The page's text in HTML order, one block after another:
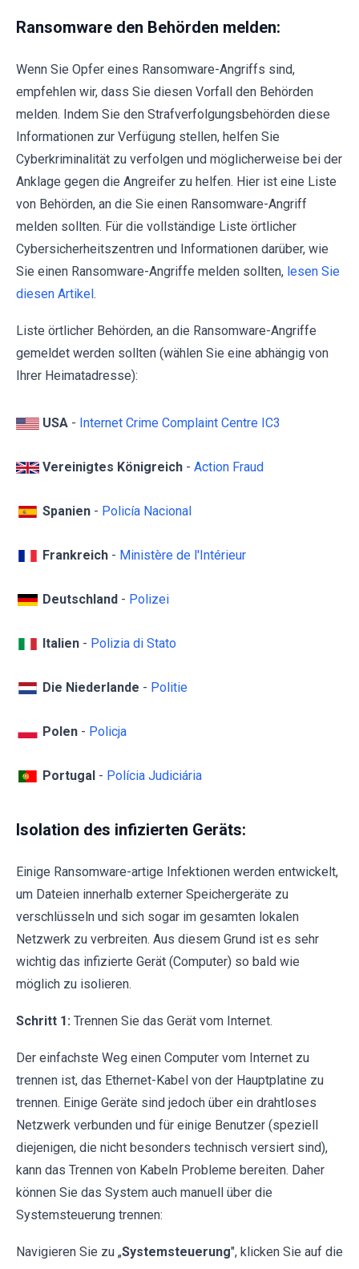
Ransomware den Behörden melden:
Wenn Sie Opfer eines Ransomware-Angriffs sind,
empfehlen wir, dass Sie diesen Vorfall den Behörden
melden. Indem Sie den Strafverfolgungsbehörden diese
Informationen zur Verfügung stellen, helfen Sie
Cyberkriminalität zu verfolgen und möglicherweise bei der
Anklage gegen die Angreifer zu helfen. Hier ist eine Liste
von Behörden, an die Sie einen Ransomware-Angriff
melden sollten. Für die vollständige Liste örtlicher
Cybersicherheitszentren und Informationen darüber, wie
Sie einen Ransomware-Angriffe melden sollten, lesen Sie
diesen Artikel.
Liste örtlicher Behörden, an die Ransomware-Angriffe
gemeldet werden sollten (wählen Sie eine abhängig von
Ihrer Heimatadresse):
USA - Internet Crime Complaint Centre IC3
Vereinigtes Königreich - Action Fraud
Spanien - Policía Nacional
Frankreich - Ministère de l'Intérieur
Deutschland - Polizei
Italien - Polizia di Stato
Die Niederlande - Politie
Polen - Policja
Portugal - Polícia Judiciária
Isolation des infizierten Geräts:
Einige Ransomware-artige Infektionen werden entwickelt,
um Dateien innerhalb externer Speichergeräte zu
verschlüsseln und sich sogar im gesamten lokalen
Netzwerk zu verbreiten. Aus diesem Grund ist es sehr
wichtig das infizierte Gerät (Computer) so bald wie
möglich zu isolieren.
Schritt 1: Trennen Sie das Gerät vom Internet.
Der einfachste Weg einen Computer vom Internet zu
trennen ist, das Ethernet-Kabel von der Hauptplatine zu
trennen. Einige Geräte sind jedoch über ein drahtloses
Netzwerk verbunden und für einige Benutzer (speziell
diejenigen, die nicht besonders technisch versiert sind),
kann das Trennen von Kabeln Probleme bereiten. Daher
können Sie das System auch manuell über die
Systemsteuerung trennen:
Navigieren Sie zu „Systemsteuerung", klicken Sie auf die